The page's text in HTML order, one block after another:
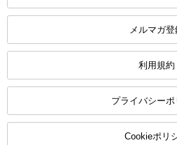
メルマガ登
利用規約
プライバシーポ
Cookieポリ